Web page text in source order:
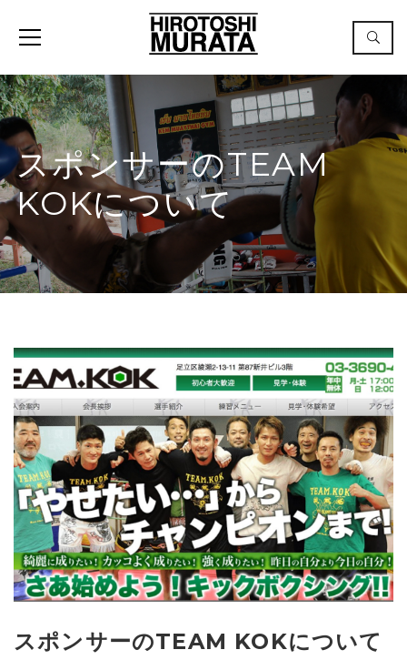
スポンサーのTEAM
KOKについて
スポンサーのTEAM KOKについて